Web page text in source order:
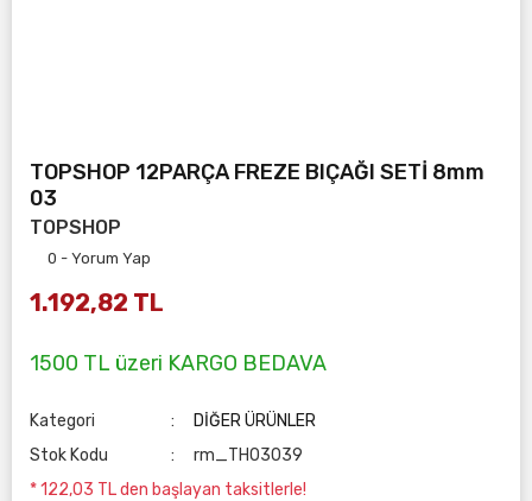
TOPSHOP 12PARÇA FREZE BIÇAĞI SETİ 8mm
03
TOPSHOP
0 - Yorum Yap
1.192,82 TL
1500 TL üzeri KARGO BEDAVA
Kategori
DİĞER ÜRÜNLER
Stok Kodu
rm_TH03039
* 122,03 TL den başlayan taksitlerle!